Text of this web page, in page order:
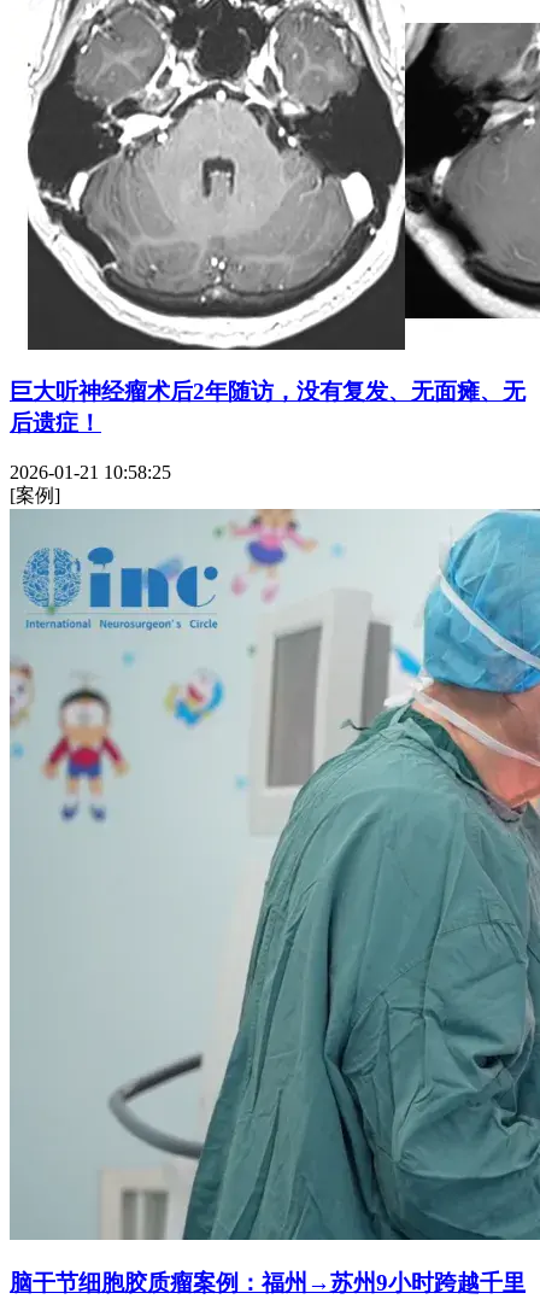
巨大听神经瘤术后2年随访，没有复发、无面瘫、无
后遗症！
2026-01-21 10:58:25
[案例]
脑干节细胞胶质瘤案例：福州→苏州9小时跨越千里